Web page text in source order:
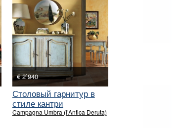
€ 2`940
Столовый гарнитур в
стиле кантри
Campagna Umbra (l’Antica Deruta)